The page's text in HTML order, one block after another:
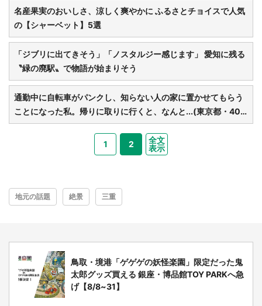
名産果実のおいしさ、涼しく爽やかに ふるさとチョイスで人気
の【シャーベット】5選
「ジブリに出てきそう」「ノスタルジー感じます」 愛知に残る
〝緑の廃駅〟で物語が始まりそう
通勤中に自転車がパンクし、知らない人の家に置かせてもらう
ことになった私。帰りに取りに行くと、なんと...(東京都・40
代女性)
1
2
全文
表示
地元の話題 絶景 三重
鳥取・境港「ゲゲゲの妖怪楽園」限定だった鬼
太郎グッズ買える 銀座・博品館TOY PARKへ急
げ【8/8~31】